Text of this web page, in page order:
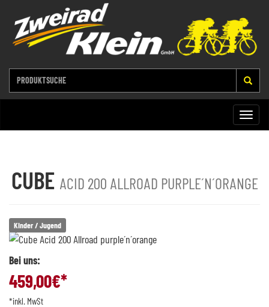
Toggle
CUBE ACID 200 ALLROAD PURPLE´N´ORANGE
Kinder / Jugend
Bei uns:
459,00€*
*inkl. MwSt